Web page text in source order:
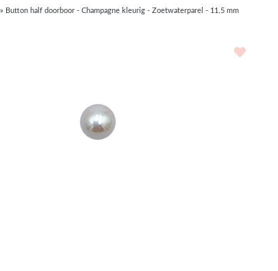
Button half doorboor - Champagne kleurig - Zoetwaterparel - 11.5 mm